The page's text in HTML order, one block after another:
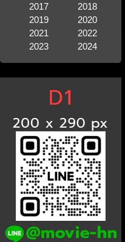
2017
2018
2019
2020
2021
2022
2023
2024